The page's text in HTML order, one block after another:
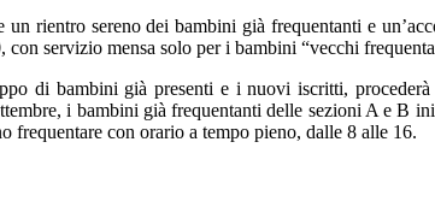
rientro sereno dei bambini già frequentanti e
servizio mensa solo per i bambini “vecchi
di bambini già presenti e i nuovi iscritti,
i bambini già frequentanti delle sezioni A e
con orario a tempo pieno, dalle 8 alle 16.